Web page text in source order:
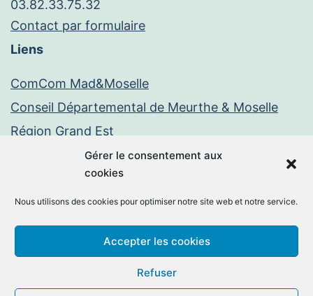
Gérer le consentement aux
cookies
Nous utilisons des cookies pour optimiser notre site web et notre service.
Accepter les cookies
Refuser
03.82.33.75.32
Contact par formulaire
Liens
ComCom Mad&Moselle
Conseil Départemental de Meurthe & Moselle
Région Grand Est
Paiement en ligne
Mentions légales Politique de confidentialité
Facebook